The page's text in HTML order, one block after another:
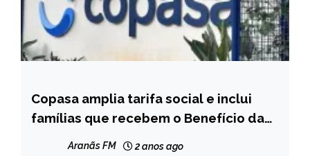
MINAS
GERAIS
NOTÍCIAS
Copasa amplia tarifa social e inclui
famílias que recebem o Benefício da
Aranãs FM 2 anos ago